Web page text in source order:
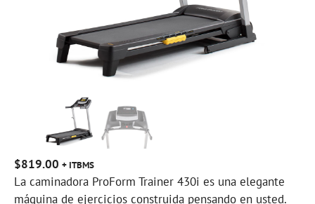
$819.00 + ITBMS
La caminadora ProForm Trainer 430i es una elegante
máquina de ejercicios construida pensando en usted.